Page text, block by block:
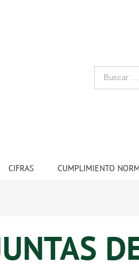
CIFRAS CUMPLIMIENTO